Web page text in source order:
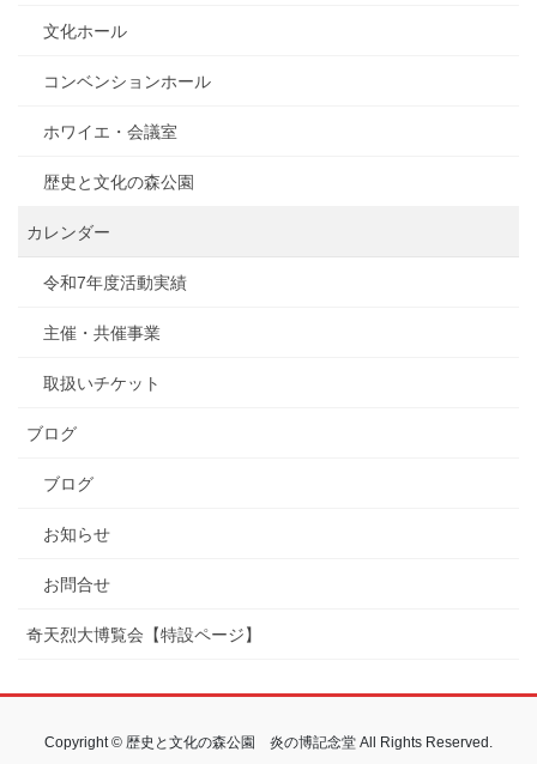
文化ホール
コンベンションホール
ホワイエ・会議室
歴史と文化の森公園
カレンダー
令和7年度活動実績
主催・共催事業
取扱いチケット
ブログ
ブログ
お知らせ
お問合せ
奇天烈大博覧会【特設ページ】
Copyright © 歴史と文化の森公園 炎の博記念堂 All Rights Reserved.